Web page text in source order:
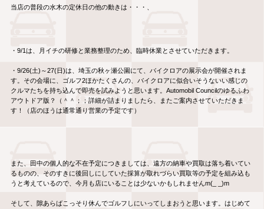
当店の普段の水木の定休日の他の動きは・・・、
・9/1は、月イチの研修と業務整理のため、臨時休業とさせていただきます。
・9/26(土)～27(日)は、埼玉の秋ヶ瀬公園にて、バイクロアの展示会が開催されま
す。その会場に、ゴルフ2ほかたくさんの、バイクロアに似合いそうないい感じの
クルマたちを持ち込んで即売を試みようと思います。Automobil Councilのゆるふわ
アウトドア版？（＾＾；；詳細が詰まりましたら、またご案内させていただきま
す！（店のほうは通常通り営業の予定です）
また、田中の個人的な不在予定につきましては、遠方の納車や買取は落ち着いてい
るものの、そのすきに後回しにしていた採算が取れづらい買取等の予定を組み込も
うと考えているので、今月も店にいることは少ないかもしれませんm(_ _)m
そして、隙あらばこっそり休んでゴルフしにいってしまおうと思います。はじめて